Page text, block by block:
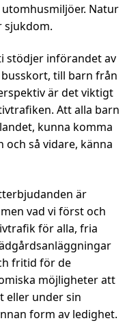
Natur
sjukdom.
stödjer införandet av
till barn från
är det viktigt
Att alla barn
kunna komma
så vidare, känna
är
vad vi först och
för alla, fria
fritid för de
möjligheter att
eller under sin
form av ledighet.